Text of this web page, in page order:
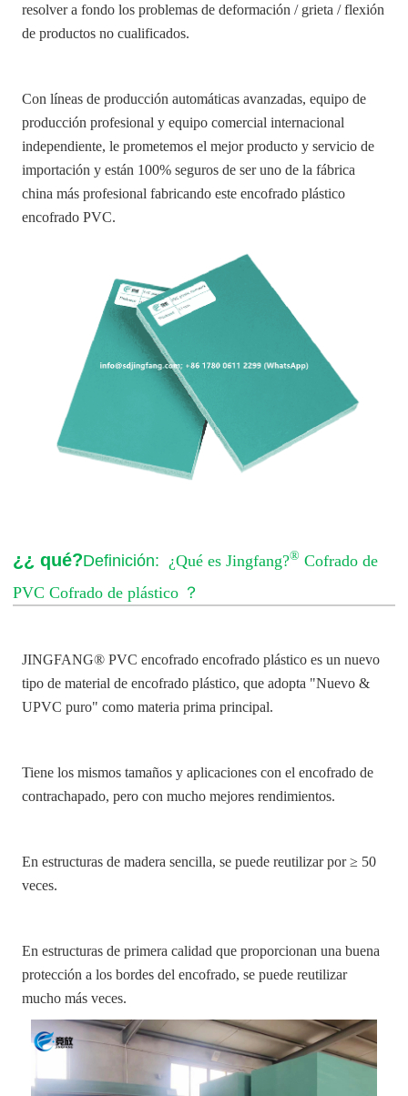
resolver a fondo los problemas de deformación / grieta / flexión
de productos no cualificados.
Con líneas de producción automáticas avanzadas, equipo de
producción profesional y equipo comercial internacional
independiente, le prometemos el mejor producto y servicio de
importación y están 100% seguros de ser uno de la fábrica
china más profesional fabricando este encofrado plástico
encofrado PVC.
¿¿ qué?Definición: ¿Qué es Jingfang?® Cofrado de
PVC Cofrado de plástico ？
JINGFANG® PVC encofrado encofrado plástico es un nuevo
tipo de material de encofrado plástico, que adopta "Nuevo &
UPVC puro" como materia prima principal.
Tiene los mismos tamaños y aplicaciones con el encofrado de
contrachapado, pero con mucho mejores rendimientos.
En estructuras de madera sencilla, se puede reutilizar por ≥ 50
veces.
En estructuras de primera calidad que proporcionan una buena
protección a los bordes del encofrado, se puede reutilizar
mucho más veces.